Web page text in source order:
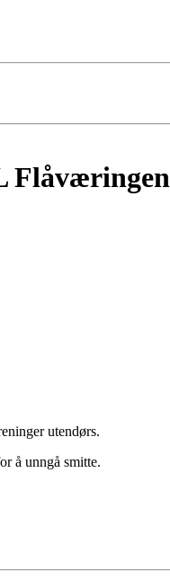
Flåværingen
utendørs.
å unngå smitte.